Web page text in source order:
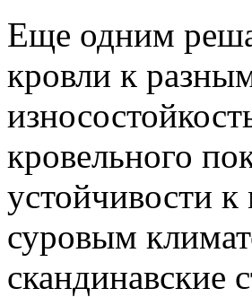
Еще одним
кровли к
кровельного
устойчивости
суровым
скандинавские